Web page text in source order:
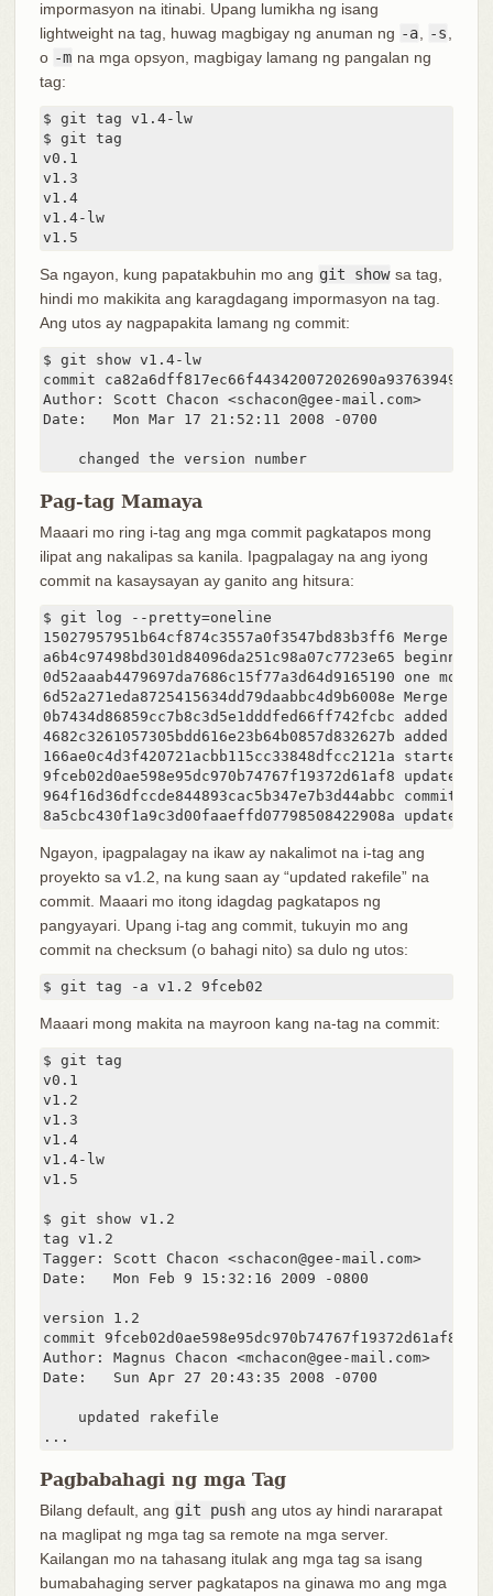
impormasyon na itinabi. Upang lumikha ng isang
lightweight na tag, huwag magbigay ng anuman ng -a -s
o -m na mga opsyon, magbigay lamang ng pangalan ng
tag:
$ git tag v1.4-lw
$ git tag
v0.1
v1.3
v1.4
v1.4-lw
v1.5
Sa ngayon, kung papatakbuhin mo ang git showsa tag,
hindi mo makikita ang karagdagang impormasyon na tag.
Ang utos ay nagpapakita lamang ng commit:
$ git show v1.4-lw
commit ca82a6dff817ec66f44342007202690a93763949
Author: Scott Chacon <schacon@gee-mail.com>
Date:   Mon Mar 17 21:52:11 2008 -0700
    changed the version number
Pag-tag Mamaya
Maaari mo ring i-tag ang mga commit pagkatapos mong
ilipat ang nakalipas sa kanila. Ipagpalagay na ang iyong
commit na kasaysayan ay ganito ang hitsura:
$ git log --pretty=oneline
15027957951b64cf874c3557a0f3547bd83b3ff6 Merge
a6b4c97498bd301d84096da251c98a07c7723e65
0d52aaab4479697da7686c15f77a3d64d9165190 one more
6d52a271eda8725415634dd79daabbc4d9b6008e Merge
0b7434d86859cc7b8c3d5e1dddfed66ff742fcbc added a
4682c3261057305bdd616e23b64b0857d832627b added a
166ae0c4d3f420721acbb115cc33848dfcc2121a started
9fceb02d0ae598e95dc970b74767f19372d61af8 updated
964f16d36dfccde844893cac5b347e7b3d44abbc commit
8a5cbc430f1a9c3d00faaeffd07798508422908a updated
Ngayon, ipagpalagay na ikaw ay nakalimot na i-tag ang
proyekto sa v1.2, na kung saan ay “updated rakefile” na
commit. Maaari mo itong idagdag pagkatapos ng
pangyayari. Upang i-tag ang commit, tukuyin mo ang
commit na checksum (o bahagi nito) sa dulo ng utos:
$ git tag -a v1.2 9fceb02
Maaari mong makita na mayroon kang na-tag na commit:
$ git tag
v0.1
v1.2
v1.3
v1.4
v1.4-lw
v1.5
$ git show v1.2
tag v1.2
Tagger: Scott Chacon <schacon@gee-mail.com>
Date:   Mon Feb 9 15:32:16 2009 -0800
version 1.2
commit 9fceb02d0ae598e95dc970b74767f19372d61af8
Author: Magnus Chacon <mchacon@gee-mail.com>
Date:   Sun Apr 27 20:43:35 2008 -0700
    updated rakefile
...
Pagbabahagi ng mga Tag
Bilang default, ang git push ang utos ay hindi nararapat
na maglipat ng mga tag sa remote na mga server.
Kailangan mo na tahasang itulak ang mga tag sa isang
bumabahaging server pagkatapos na ginawa mo ang mga